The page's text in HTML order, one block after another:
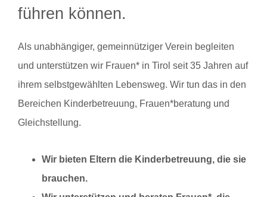
führen können.
Als unabhängiger, gemeinnütziger Verein begleiten
und unterstützen wir Frauen* in Tirol seit 35 Jahren auf
ihrem selbstgewählten Lebensweg. Wir tun das in den
Bereichen Kinderbetreuung, Frauen*beratung und
Gleichstellung.
Wir bieten Eltern die Kinderbetreuung, die sie
brauchen.